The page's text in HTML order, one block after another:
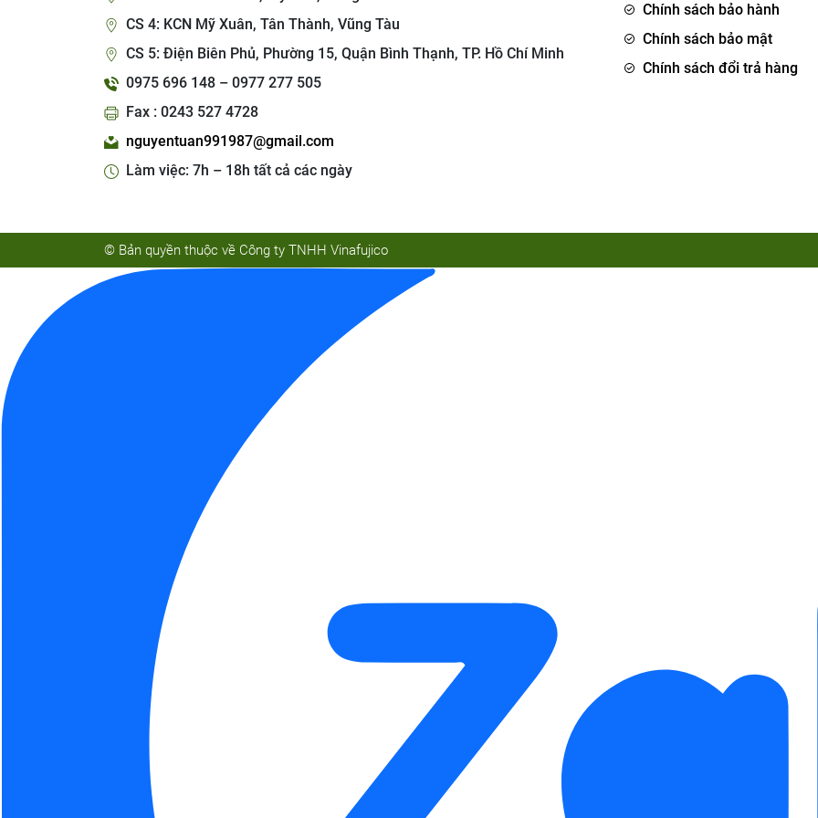
CS 4: KCN Mỹ Xuân, Tân Thành, Vũng Tàu
CS 5: Điện Biên Phủ, Phường 15, Quận Bình Thạnh, TP. Hồ Chí Minh
0975 696 148 – 0977 277 505
Fax : 0243 527 4728
nguyentuan991987@gmail.com
Làm việc: 7h – 18h tất cả các ngày
Chính sách bảo hành
Chính sách bảo mật
Chính sách đổi trả hàng
© Bản quyền thuộc về Công ty TNHH Vinafujico